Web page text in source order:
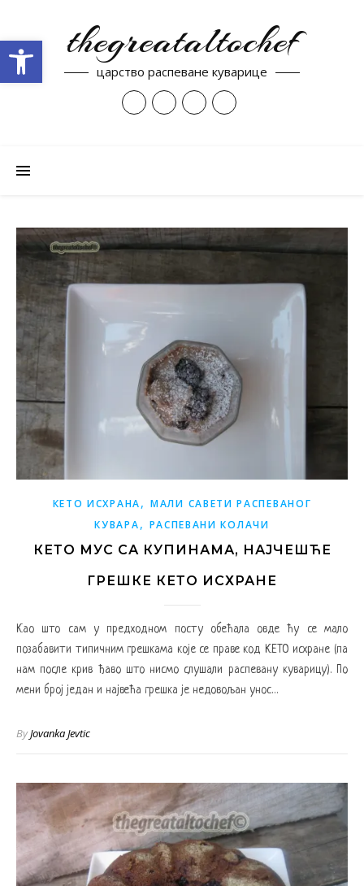
thegreataltochef
царство распеване куварице
КЕТО ИСХРАНА, МАЛИ САВЕТИ РАСПЕВАНОГ
КУВАРА, РАСПЕВАНИ КОЛАЧИ
КЕТО МУС СА КУПИНАМА, НАЈЧЕШЋЕ
ГРЕШКЕ КЕТО ИСХРАНЕ
Као што сам у предходном посту обећала овде ћу се мало
позабавити типичним грешкама које се праве код КЕТО исхране (па
нам после крив ђаво што нисмо слушали распевану куварицу). По
мени број један и највећа грешка је недовољан унос…
ByJovanka Jevtic
Open toolbar